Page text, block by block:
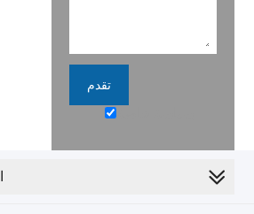
تقدم
سياسة خاصة